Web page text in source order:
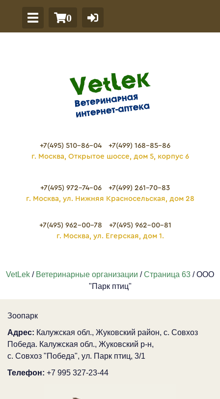
0
+7(495) 510-86-04
+7(499) 168-85-86
г. Москва, Открытое шоссе, дом 5, корпус 6
+7(495) 972-74-06
+7(499) 261-70-83
г. Москва, ул. Нижняя Красносельская, дом 28
+7(495) 962-00-78
+7(495) 962-00-81
г. Москва, ул. Егерская, дом 1.
VetLek / Ветеринарные организации /Страница 63 / ООО
"Парк птиц"
Зоопарк
Адрес: Калужская обл., Жуковский район, с. Совхоз
Победа. Калужская обл., Жуковский р-н,
c. Совхоз "Победа", ул. Парк птиц, 3/1
Телефон: +7 995 327-23-44